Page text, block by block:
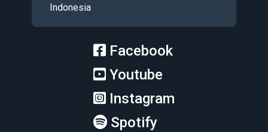
Indonesia
Facebook
Youtube
Instagram
Spotify